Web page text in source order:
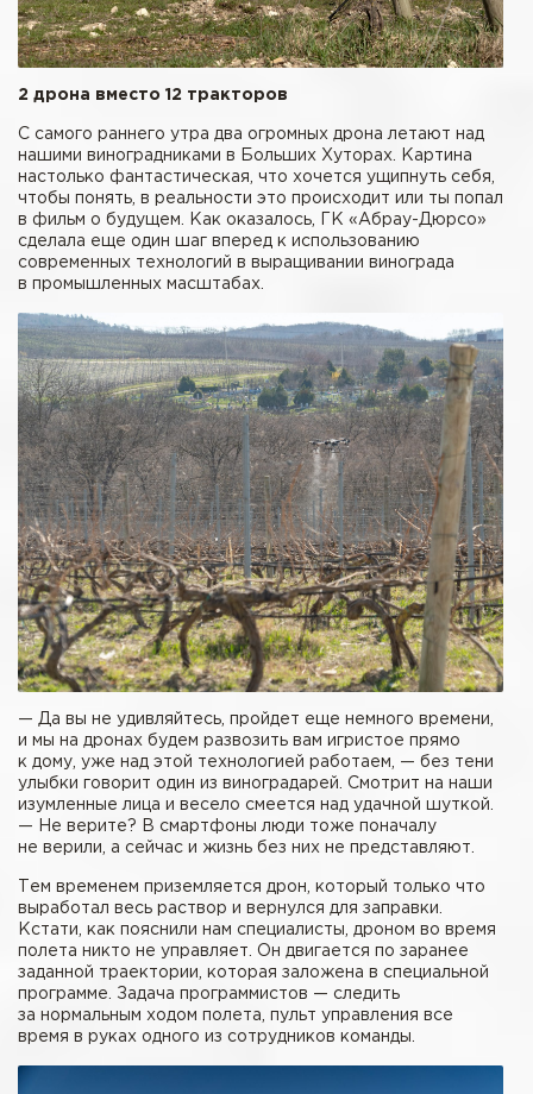
2 дрона вместо 12 тракторов
С самого раннего утра два огромных дрона летают над
нашими виноградниками в Больших Хуторах. Картина
настолько фантастическая, что хочется ущипнуть себя,
чтобы понять, в реальности это происходит или ты попал
в фильм о будущем. Как оказалось, ГК «Абрау-Дюрсо»
сделала еще один шаг вперед к использованию
современных технологий в выращивании винограда
в промышленных масштабах.
— Да вы не удивляйтесь, пройдет еще немного времени,
и мы на дронах будем развозить вам игристое прямо
к дому, уже над этой технологией работаем, — без тени
улыбки говорит один из виноградарей. Смотрит на наши
изумленные лица и весело смеется над удачной шуткой.
— Не верите? В смартфоны люди тоже поначалу
не верили, а сейчас и жизнь без них не представляют.
Тем временем приземляется дрон, который только что
выработал весь раствор и вернулся для заправки.
Кстати, как пояснили нам специалисты, дроном во время
полета никто не управляет. Он двигается по заранее
заданной траектории, которая заложена в специальной
программе. Задача программистов — следить
за нормальным ходом полета, пульт управления все
время в руках одного из сотрудников команды.